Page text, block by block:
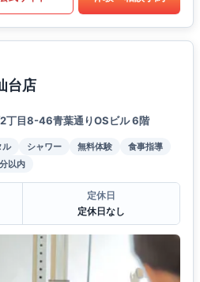
台店
丁目8-46青葉通りOSビル 6階
ル シャワー 無料体験
食事指導
以内
定休日
定休日なし